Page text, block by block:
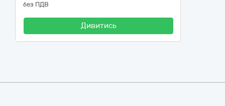
без ПДВ
Дивитись